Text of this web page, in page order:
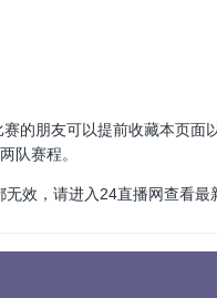
的朋友可以提前收藏本页面
队赛程。
效，请进入24直播网查看最